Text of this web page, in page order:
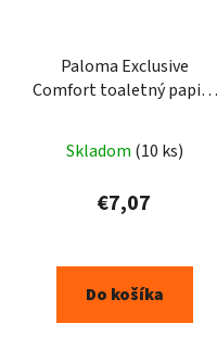
Paloma Exclusive
Comfort toaletný papier
Skladom (10 ks)
€7,07
Do košíka